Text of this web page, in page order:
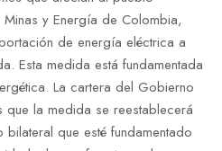
y Energía de Colombia,
de energía eléctrica a
Esta medida está fundamentada
La cartera del Gobierno
la medida se reestablecerá
que esté fundamentado